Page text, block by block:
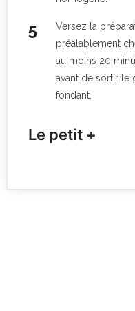
Versez la
préalablement
au moins 20
avant de sortir le
fondant.
Le petit +